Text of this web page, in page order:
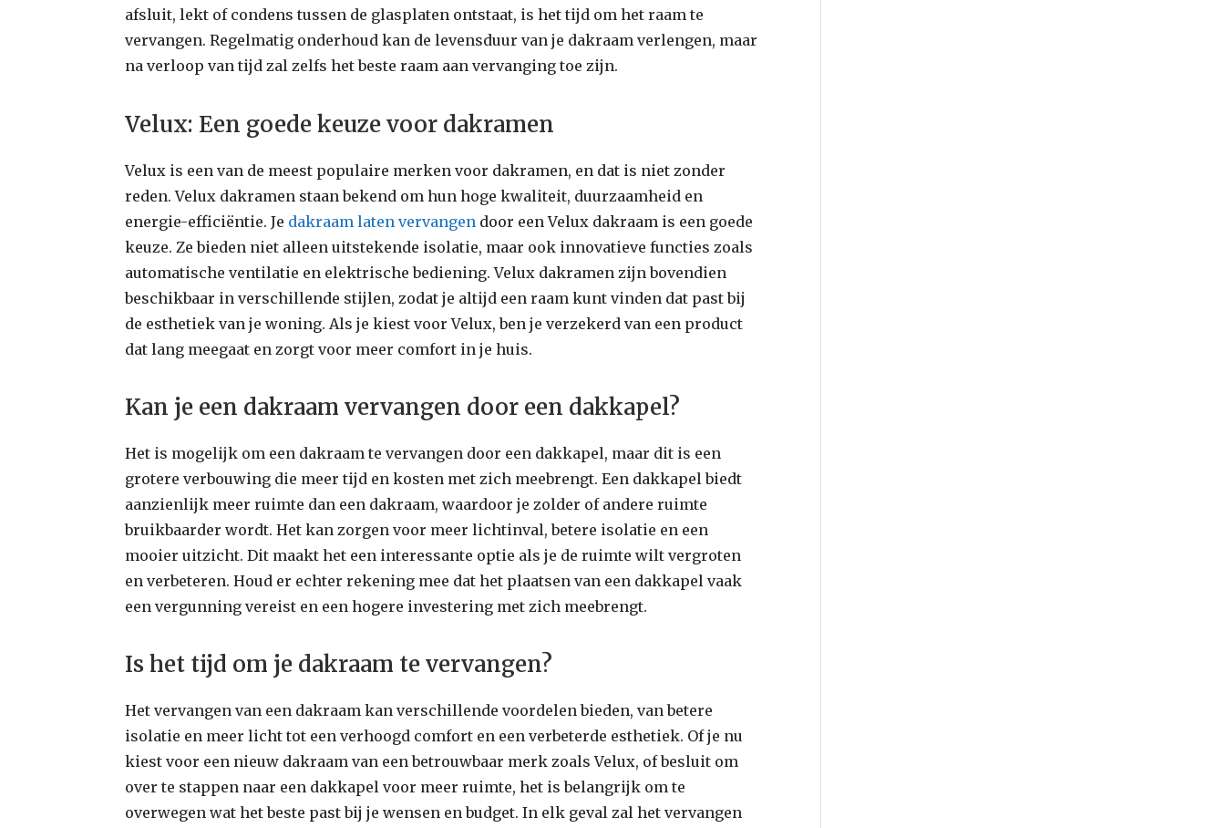
afsluit, lekt of condens tussen de glasplaten ontstaat, is het tijd om het raam te
vervangen. Regelmatig onderhoud kan de levensduur van je dakraam verlengen, maar
na verloop van tijd zal zelfs het beste raam aan vervanging toe zijn.
Velux: Een goede keuze voor dakramen
Velux is een van de meest populaire merken voor dakramen, en dat is niet zonder
reden. Velux dakramen staan bekend om hun hoge kwaliteit, duurzaamheid en
energie-efficiëntie. Je dakraam laten vervangen door een Velux dakraam is een goede
keuze. Ze bieden niet alleen uitstekende isolatie, maar ook innovatieve functies zoals
automatische ventilatie en elektrische bediening. Velux dakramen zijn bovendien
beschikbaar in verschillende stijlen, zodat je altijd een raam kunt vinden dat past bij
de esthetiek van je woning. Als je kiest voor Velux, ben je verzekerd van een product
dat lang meegaat en zorgt voor meer comfort in je huis.
Kan je een dakraam vervangen door een dakkapel?
Het is mogelijk om een dakraam te vervangen door een dakkapel, maar dit is een
grotere verbouwing die meer tijd en kosten met zich meebrengt. Een dakkapel biedt
aanzienlijk meer ruimte dan een dakraam, waardoor je zolder of andere ruimte
bruikbaarder wordt. Het kan zorgen voor meer lichtinval, betere isolatie en een
mooier uitzicht. Dit maakt het een interessante optie als je de ruimte wilt vergroten
en verbeteren. Houd er echter rekening mee dat het plaatsen van een dakkapel vaak
een vergunning vereist en een hogere investering met zich meebrengt.
Is het tijd om je dakraam te vervangen?
Het vervangen van een dakraam kan verschillende voordelen bieden, van betere
isolatie en meer licht tot een verhoogd comfort en een verbeterde esthetiek. Of je nu
kiest voor een nieuw dakraam van een betrouwbaar merk zoals Velux, of besluit om
over te stappen naar een dakkapel voor meer ruimte, het is belangrijk om te
overwegen wat het beste past bij je wensen en budget. In elk geval zal het vervangen